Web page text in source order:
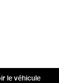
le véhicule